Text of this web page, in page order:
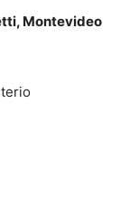
Montevideo